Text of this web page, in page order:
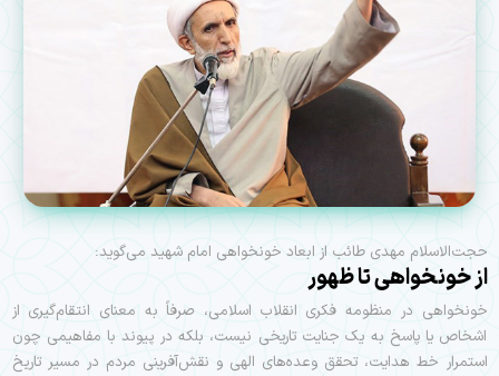
حجت‌الاسلام مهدی طائب از ابعاد خونخواهی امام شهید می‌گوید:
از خونخواهی تا ظهور
خونخواهی در منظومه فکری انقلاب اسلامی، صرفاً به معنای انتقام‌گیری از
اشخاص یا پاسخ به یک جنایت تاریخی نیست، بلکه در پیوند با مفاهیمی چون
استمرار خط هدایت، تحقق وعده‌های الهی و نقش‌آفرینی مردم در مسیر تاریخ